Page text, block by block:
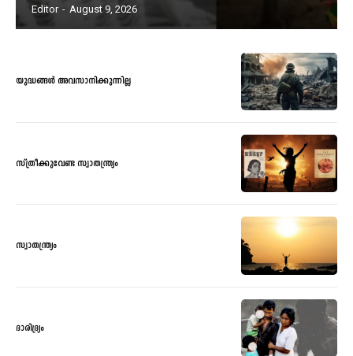
Editor - August 9, 2026
യുദ്ധങ്ങൾ അവസാനിക്കുന്നില്ല
സ്ത്രീക്കുവേണ്ട സ്വാതന്ത്ര്യം
സ്വാതന്ത്ര്യം
ദാരിദ്ര്യം